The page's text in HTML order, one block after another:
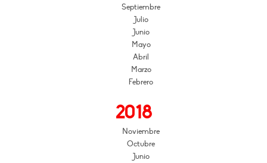
Septiembre
Julio
Junio
Mayo
Abril
Marzo
Febrero
2018
Noviembre
Octubre
Junio